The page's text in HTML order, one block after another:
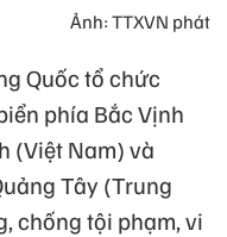
Ảnh: TTXVN phát
Quốc tổ chức
phía Bắc Vịnh
(Việt Nam) và
Tây (Trung
chống tội phạm, vi